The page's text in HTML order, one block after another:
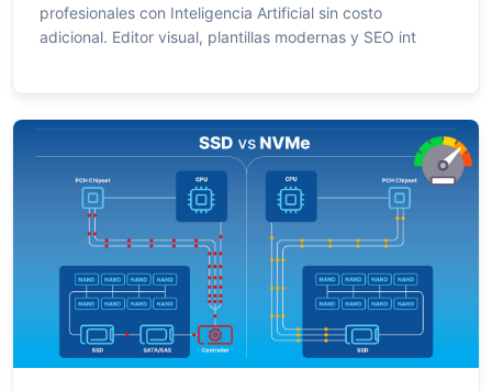
profesionales con Inteligencia Artificial sin costo
adicional. Editor visual, plantillas modernas y SEO int